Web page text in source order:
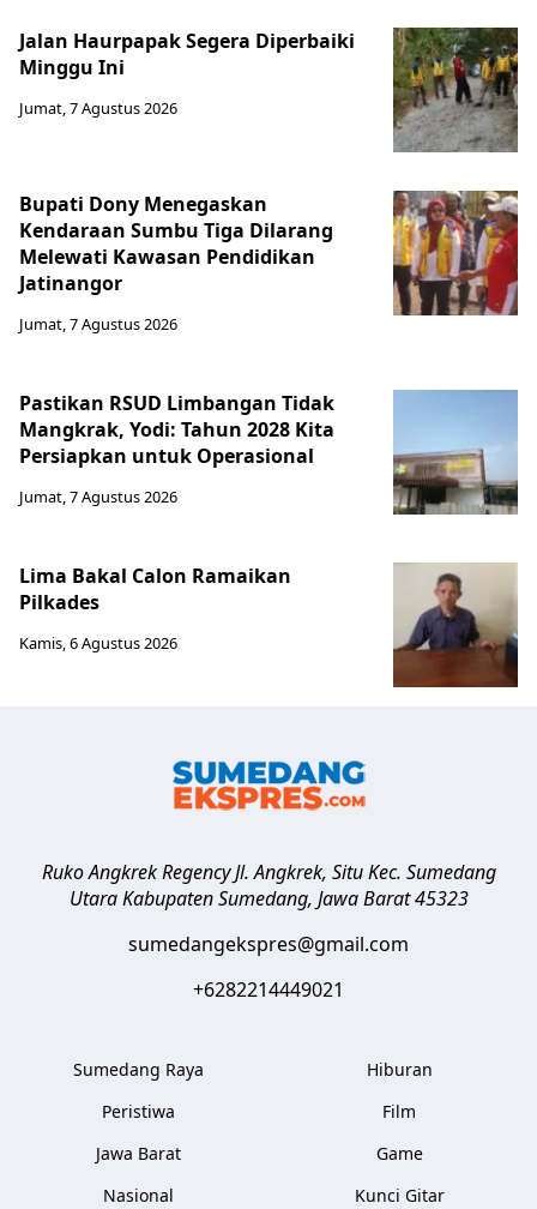
Jalan Haurpapak Segera Diperbaiki
Minggu Ini
Jumat, 7 Agustus 2026
Bupati Dony Menegaskan
Kendaraan Sumbu Tiga Dilarang
Melewati Kawasan Pendidikan
Jatinangor
Jumat, 7 Agustus 2026
Pastikan RSUD Limbangan Tidak
Mangkrak, Yodi: Tahun 2028 Kita
Persiapkan untuk Operasional
Jumat, 7 Agustus 2026
Lima Bakal Calon Ramaikan
Pilkades
Kamis, 6 Agustus 2026
Ruko Angkrek Regency Jl. Angkrek, Situ Kec. Sumedang
Utara Kabupaten Sumedang, Jawa Barat 45323
sumedangekspres@gmail.com
+6282214449021
Sumedang Raya
Peristiwa
Jawa Barat
Nasional
Hiburan
Film
Game
Kunci Gitar